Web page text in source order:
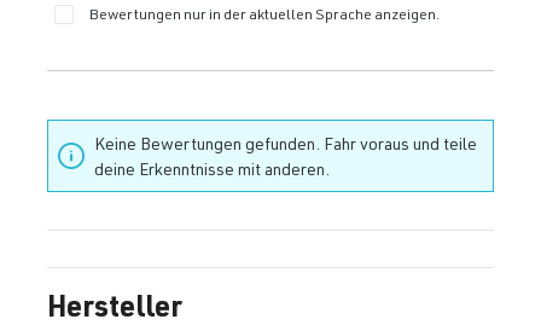
Bewertungen nur in der aktuellen Sprache anzeigen.
Keine Bewertungen gefunden. Fahr voraus und teile
deine Erkenntnisse mit anderen.
Hersteller